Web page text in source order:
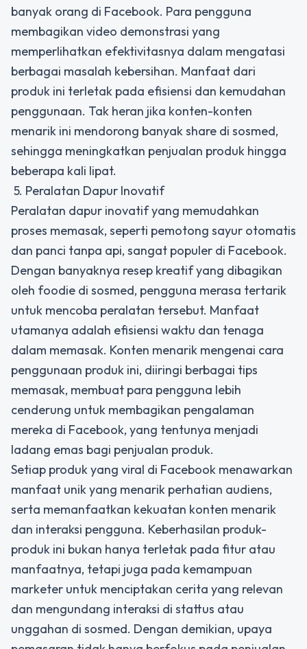
banyak orang di Facebook. Para pengguna
membagikan video demonstrasi yang
memperlihatkan efektivitasnya dalam mengatasi
berbagai masalah kebersihan. Manfaat dari
produk ini terletak pada efisiensi dan kemudahan
penggunaan. Tak heran jika konten-konten
menarik ini mendorong banyak share di sosmed,
sehingga meningkatkan penjualan produk hingga
beberapa kali lipat.
5. Peralatan Dapur Inovatif
Peralatan dapur inovatif yang memudahkan
proses memasak, seperti pemotong sayur otomatis
dan panci tanpa api, sangat populer di Facebook.
Dengan banyaknya resep kreatif yang dibagikan
oleh foodie di sosmed, pengguna merasa tertarik
untuk mencoba peralatan tersebut. Manfaat
utamanya adalah efisiensi waktu dan tenaga
dalam memasak. Konten menarik mengenai cara
penggunaan produk ini, diiringi berbagai tips
memasak, membuat para pengguna lebih
cenderung untuk membagikan pengalaman
mereka di Facebook, yang tentunya menjadi
ladang emas bagi penjualan produk.
Setiap produk yang viral di Facebook menawarkan
manfaat unik yang menarik perhatian audiens,
serta memanfaatkan kekuatan konten menarik
dan interaksi pengguna. Keberhasilan produk-
produk ini bukan hanya terletak pada fitur atau
manfaatnya, tetapi juga pada kemampuan
marketer untuk menciptakan cerita yang relevan
dan mengundang interaksi di stattus atau
unggahan di sosmed. Dengan demikian, upaya